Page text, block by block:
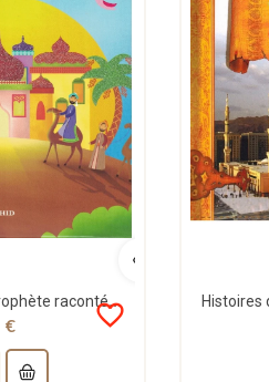
Les compagnons du Prophète racontés aux enfants - Tawhid
favorite_border
€